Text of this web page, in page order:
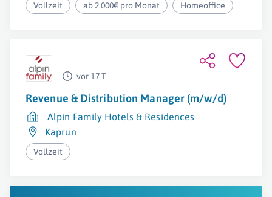
Vollzeit ab 2.000€ pro Monat Homeoffice
vor 17 T
Revenue & Distribution Manager (m/w/d)
Alpin Family Hotels & Residences
Kaprun
Vollzeit